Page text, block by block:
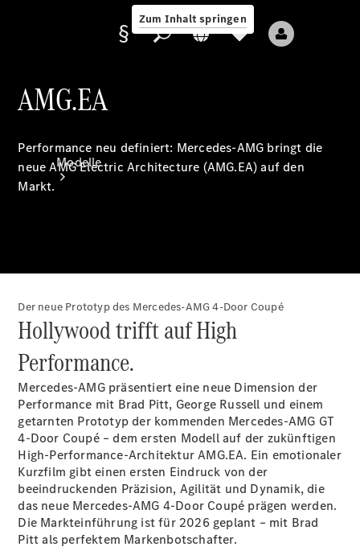
Zum Inhalt springen
Anbieter/Datenschutz
Modelle
Neue Modelle
Plug-in-Hybrid Modelle
Limousine
Alle
Limousinen
AMG.EA
Performance neu definiert: Mercedes-AMG bringt die
neue AMG Electric Architecture (AMG.EA) auf den
Markt.
Der neue Prototyp des Mercedes-AMG 4-Door Coupé
Hollywood trifft auf High
Performance.
Mercedes-AMG präsentiert eine neue Dimension der
Performance mit Brad Pitt, George Russell und einem
getarnten Prototyp der kommenden Mercedes-AMG GT
4-Door Coupé – dem ersten Modell auf der zukünftigen
High-Performance-Architektur AMG.EA. Ein emotionaler
Kurzfilm gibt einen ersten Eindruck von der
beeindruckenden Präzision, Agilität und Dynamik, die
das neue Mercedes-AMG 4-Door Coupé prägen werden.
Die Markteinführung ist für 2026 geplant – mit Brad
Pitt als perfektem Markenbotschafter.